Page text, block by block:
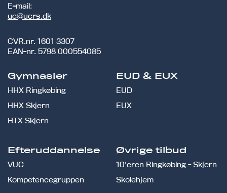
E-mail:
uc@ucrs.dk
CVR.nr. 1601 3307
EAN-nr. 5798 000554085
Gymnasier
HHX Ringkøbing
HHX Skjern
HTX Skjern
EUD & EUX
EUD
EUX
Efteruddannelse
VUC
Kompetencegruppen
Øvrige tilbud
10'eren Ringkøbing - Skjern
Skolehjem